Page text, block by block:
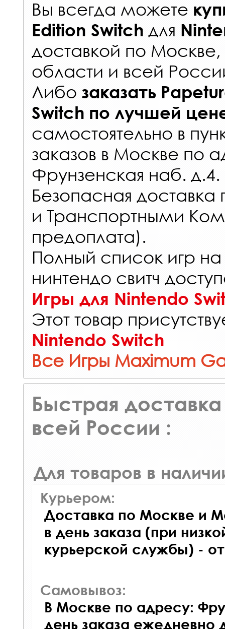
Вы всегда можете
Edition Switch для
доставкой по
области и всей
Либо заказать
Switch по лучшей
самостоятельно в
заказов в Москве по
Фрунзенская наб. д.4.
Безопасная
и Транспортными
предоплата).
Полный список игр
нинтендо свитч
Игры для Nintendo
Этот товар
Nintendo Switch
Все Игры Maximum
Быстрая доставка
всей России :
Для товаров в
Курьером:
Доставка по Москве и
в день заказа (при
курьерской службы) -
Самовывоз:
В Москве по адресу:
день заказа ежедневно